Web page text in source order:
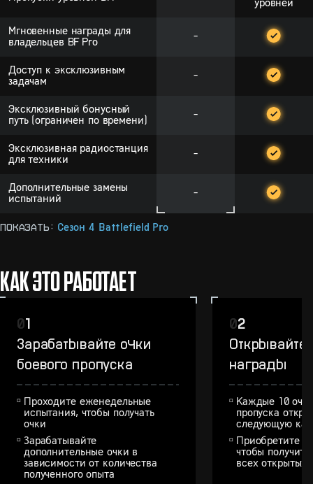
уровней
Мгновенные награды для
владельцев BF Pro
-
Доступ к эксклюзивным
задачам
-
Эксклюзивный бонусный
путь (ограничен по времени)
-
Эксклюзивная радиостанция
для техники
-
Дополнительные замены
испытаний
-
Показать: Сезон 4 Battlefield Pro
КАК ЭТО РАБОТАЕТ
01
Зарабатывайте очки
боевого пропуска
Проходите еженедельные
испытания, чтобы получать
очки
Зарабатывайте
дополнительные очки в
зависимости от количества
полученного опыта
02
Открывайте
награды
Каждые 10
пропуска
следующую
Приобретите
чтобы
всех открытых